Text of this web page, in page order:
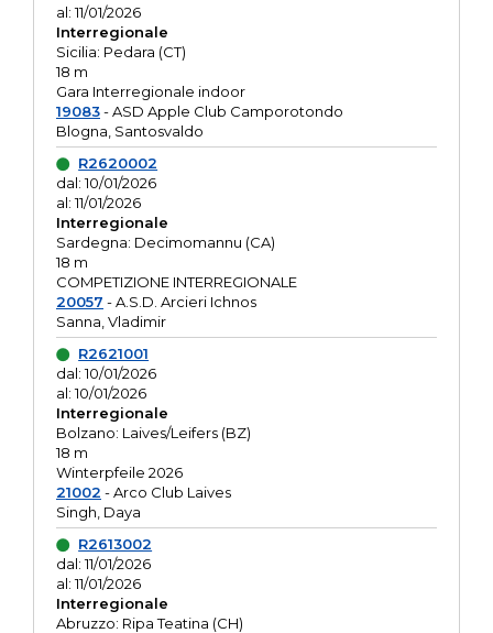
al: 11/01/2026
Interregionale
Sicilia: Pedara (CT)
18 m
Gara Interregionale indoor
19083- ASD Apple Club Camporotondo
Blogna, Santosvaldo
R2620002
dal: 10/01/2026
al: 11/01/2026
Interregionale
Sardegna: Decimomannu (CA)
18 m
COMPETIZIONE INTERREGIONALE
20057 - A.S.D. Arcieri Ichnos
Sanna, Vladimir
R2621001
dal: 10/01/2026
al: 10/01/2026
Interregionale
Bolzano: Laives/Leifers (BZ)
18 m
Winterpfeile 2026
21002 - Arco Club Laives
Singh, Daya
R2613002
dal: 11/01/2026
al: 11/01/2026
Interregionale
Abruzzo: Ripa Teatina (CH)